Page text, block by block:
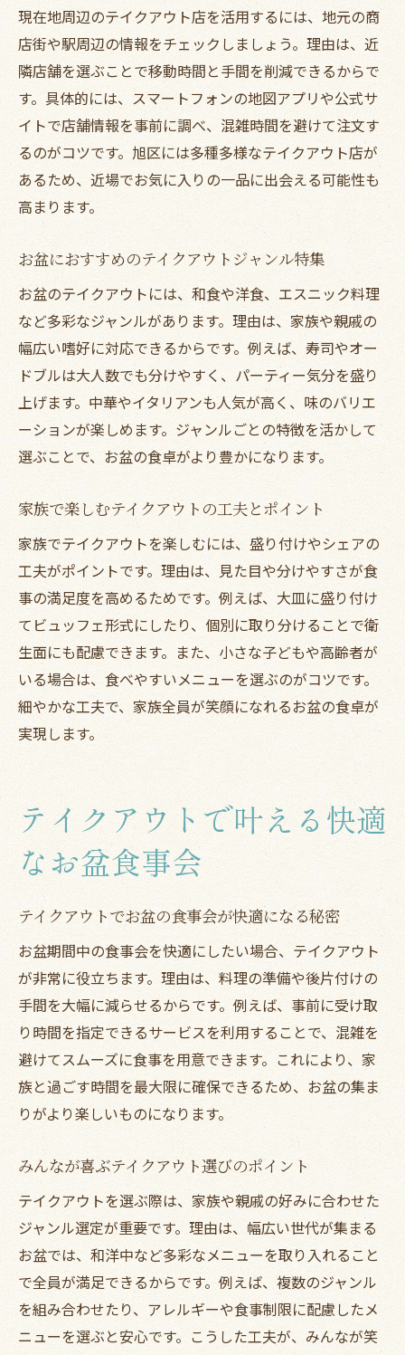
現在地周辺のテイクアウト店を活用するには、地元の商
店街や駅周辺の情報をチェックしましょう。理由は、近
隣店舗を選ぶことで移動時間と手間を削減できるからで
す。具体的には、スマートフォンの地図アプリや公式サ
イトで店舗情報を事前に調べ、混雑時間を避けて注文す
るのがコツです。旭区には多種多様なテイクアウト店が
あるため、近場でお気に入りの一品に出会える可能性も
高まります。
お盆におすすめのテイクアウトジャンル特集
お盆のテイクアウトには、和食や洋食、エスニック料理
など多彩なジャンルがあります。理由は、家族や親戚の
幅広い嗜好に対応できるからです。例えば、寿司やオー
ドブルは大人数でも分けやすく、パーティー気分を盛り
上げます。中華やイタリアンも人気が高く、味のバリエ
ーションが楽しめます。ジャンルごとの特徴を活かして
選ぶことで、お盆の食卓がより豊かになります。
家族で楽しむテイクアウトの工夫とポイント
家族でテイクアウトを楽しむには、盛り付けやシェアの
工夫がポイントです。理由は、見た目や分けやすさが食
事の満足度を高めるためです。例えば、大皿に盛り付け
てビュッフェ形式にしたり、個別に取り分けることで衛
生面にも配慮できます。また、小さな子どもや高齢者が
いる場合は、食べやすいメニューを選ぶのがコツです。
細やかな工夫で、家族全員が笑顔になれるお盆の食卓が
実現します。
テイクアウトで叶える快適
なお盆食事会
テイクアウトでお盆の食事会が快適になる秘密
お盆期間中の食事会を快適にしたい場合、テイクアウト
が非常に役立ちます。理由は、料理の準備や後片付けの
手間を大幅に減らせるからです。例えば、事前に受け取
り時間を指定できるサービスを利用することで、混雑を
避けてスムーズに食事を用意できます。これにより、家
族と過ごす時間を最大限に確保できるため、お盆の集ま
りがより楽しいものになります。
みんなが喜ぶテイクアウト選びのポイント
テイクアウトを選ぶ際は、家族や親戚の好みに合わせた
ジャンル選定が重要です。理由は、幅広い世代が集まる
お盆では、和洋中など多彩なメニューを取り入れること
で全員が満足できるからです。例えば、複数のジャンル
を組み合わせたり、アレルギーや食事制限に配慮したメ
ニューを選ぶと安心です。こうした工夫が、みんなが笑